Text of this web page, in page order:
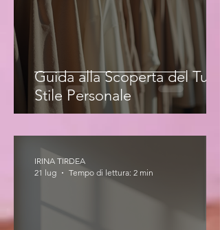
Guida alla Scoperta del Tuo
Stile Personale
IRINA TIRDEA
21 lug
Tempo di lettura: 2 min